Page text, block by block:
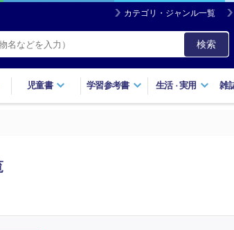
カテゴリ・ジャンル一覧
検索
児童書 学習参考書 生活・実用 雑